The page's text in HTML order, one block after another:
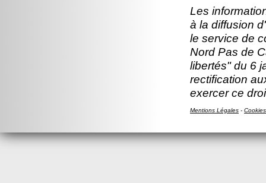
Les
à la diffusion
le service de
Nord Pas de
libertés" du 6
rectification
exercer ce
Mentions Légales - Cookies